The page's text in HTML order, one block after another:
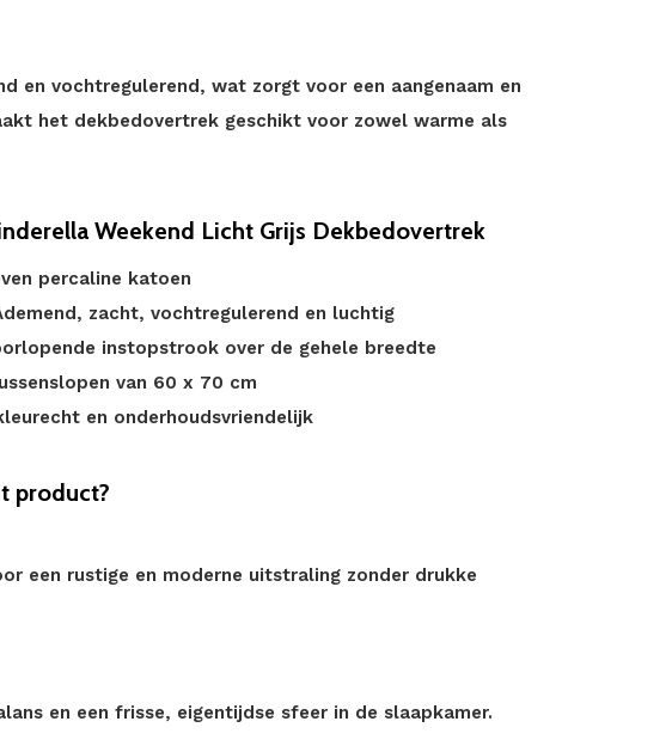
en vochtregulerend, wat zorgt voor een aangenaam en
het dekbedovertrek geschikt voor zowel warme als
Weekend Licht Grijs Dekbedovertrek
percaline katoen
zacht, vochtregulerend en luchtig
instopstrook over de gehele breedte
van 60 x 70 cm
en onderhoudsvriendelijk
product?
een rustige en moderne uitstraling zonder drukke
en een frisse, eigentijdse sfeer in de slaapkamer.